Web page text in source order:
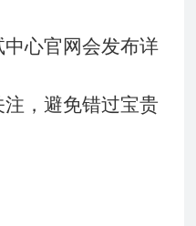
心官网会发布详
，避免错过宝贵